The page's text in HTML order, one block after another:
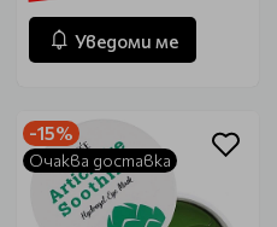
Уведоми ме
-15%
Очаква доставка